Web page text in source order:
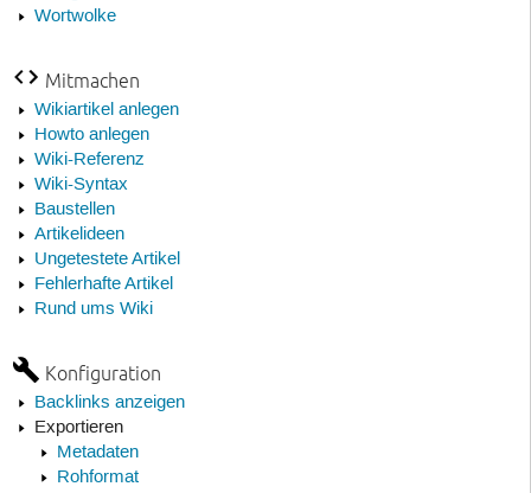
Wortwolke
Mitmachen
Wikiartikel anlegen
Howto anlegen
Wiki-Referenz
Wiki-Syntax
Baustellen
Artikelideen
Ungetestete Artikel
Fehlerhafte Artikel
Rund ums Wiki
Konfiguration
Backlinks anzeigen
Exportieren
Metadaten
Rohformat